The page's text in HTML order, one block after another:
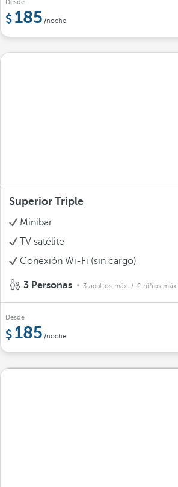
Desde
185 /noche
Superior Triple
Minibar
TV satélite
Conexión Wi-Fi (sin cargo)
3 Personas 3 adultos máx. / 2 niños máx.
Desde
185 /noche